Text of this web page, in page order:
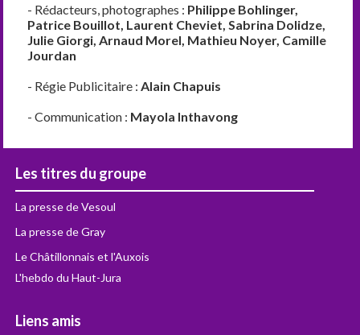
- Rédacteurs, photographes : Philippe Bohlinger,
Patrice Bouillot, Laurent Cheviet, Sabrina Dolidze,
Julie Giorgi, Arnaud Morel, Mathieu Noyer, Camille
Jourdan
- Régie Publicitaire :Alain Chapuis
- Communication : Mayola Inthavong
Les titres du groupe
La presse de Vesoul
La presse de Gray
Le Châtillonnais et l'Auxois
L'hebdo du Haut-Jura
Liens amis